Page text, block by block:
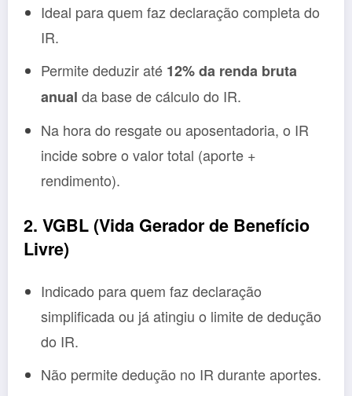
Ideal para quem faz declaração completa do
IR.
Permite deduzir até 12% da renda bruta
anual da base de cálculo do IR.
Na hora do resgate ou aposentadoria, o IR
incide sobre o valor total (aporte +
rendimento).
2. VGBL (Vida Gerador de Benefício
Livre)
Indicado para quem faz declaração
simplificada ou já atingiu o limite de dedução
do IR.
Não permite dedução no IR durante aportes.